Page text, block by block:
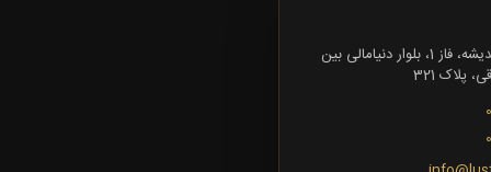
تهران، شهرک اندیشه، فاز 1، بلوار دنیامالی بین
پلاک 321